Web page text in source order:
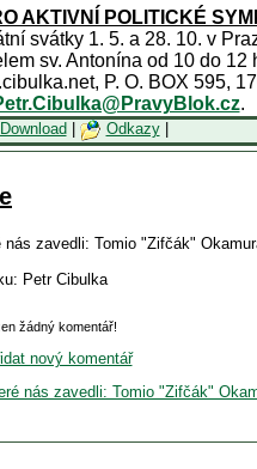
AKTIVNÍ POLITICKÉ
svátky 1. 5. a 28. 10. v
sv. Antonína od 10 do 12
P. O. BOX 595,
.
Download Odkazy|
zavedli: Tomio "Zifčák"
Petr Cibulka
žádný komentář!
nový komentář
nás zavedli: Tomio "Zifčák"